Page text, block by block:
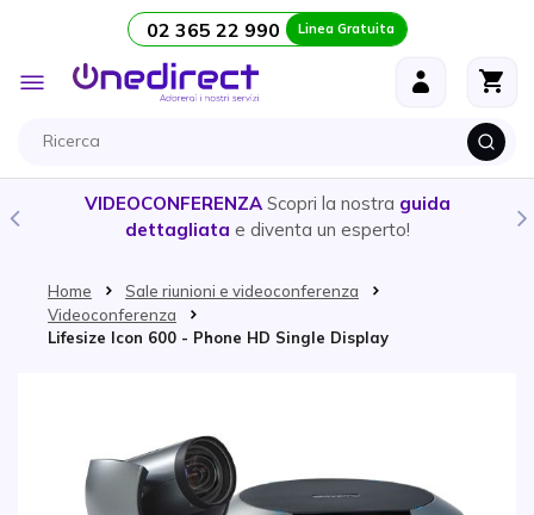
Salta al contenuto 02 365 22 990 Linea Gratuita
Toggle
Nav
VIDEOCONFERENZA Scopri la nostra guida
dettagliata e diventa un esperto!
Home
Sale riunioni e videoconferenza
Videoconferenza
Lifesize Icon 600 - Phone HD Single Display